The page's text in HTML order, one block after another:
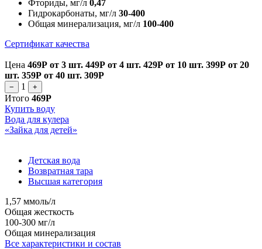
Фториды, мг/л 0,47
Гидрокарбонаты, мг/л 30-400
Общая минерализация, мг/л 100-400
Сертификат качества
Цена 469Р от 3 шт. 449Р от 4 шт. 429Р от 10 шт. 399Р от 20
шт. 359Р от 40 шт. 309Р
− 1 +
Итого 469Р
Купить воду
Вода для кулера
«Зайка для детей»
Детская вода
Возвратная тара
Высшая категория
1,57 ммоль/л
Общая жесткость
100-300 мг/л
Общая минерализация
Все характеристики и состав